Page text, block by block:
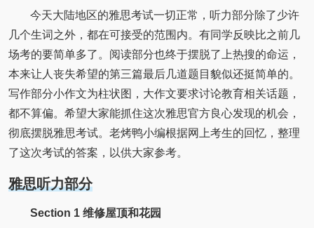
今天大陆地区的雅思考试一切正常，听力部分除了少许
几个生词之外，都在可接受的范围内。有同学反映比之前几
场考的要简单多了。阅读部分也终于摆脱了上热搜的命运，
本来让人丧失希望的第三篇最后几道题目貌似还挺简单的。
写作部分小作文为柱状图，大作文要求讨论教育相关话题，
都不算偏。希望大家能抓住这次雅思官方良心发现的机会，
彻底摆脱雅思考试。老烤鸭小编根据网上考生的回忆，整理
了这次考试的答案，以供大家参考。
雅思听力部分
Section 1 维修屋顶和花园